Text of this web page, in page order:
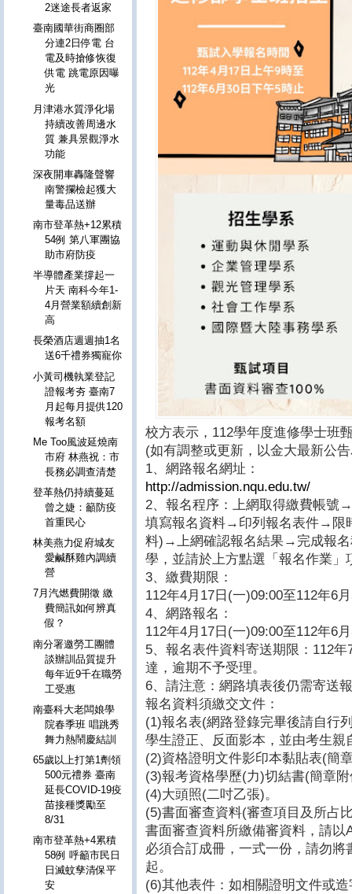
校方表示，112學年度進修學士班
(如有調整或更新，以金大最新公
1、網路報名網址：
http://admission.nqu.edu.tw/
2、報名程序：上網取得繳費帳
填寫報名資料→印列報名表件→限
料)→上網確認報名結果→完成報名
學，並請於上方點選「報名作業」
3、繳費期限：
112年4月17日(一)09:00至112年6
4、網路報名：
112年4月17日(一)09:00至112年6
5、報名表件資料寄送期限：112
達，逾期不予受理。
6、請注意：網路填表後仍需寄送
報名資料須繳交文件：
(1)報名表(網路登錄完畢後請自行
學生證正、反面影本，並由考生親
(2)資格證明文件影印本黏貼表(簡
(3)報考資格學歷(力)切結書(簡章
(4)大頭照(二吋乙張)。
(5)書面審查資料(審查項目及所占
書面審查資料所繳備審資料，請
必須合訂成冊，一式一份，請勿
起。
(6)其他表件：如相關證明文件或
2迷途長者返家
臺南國華街商圈部
分連2日停電 台
電及時搶修恢復
供電 跳電原因曝
光
月津港水質淨化場
持續改善周邊水
質 兼具景觀淨水
功能
深夜開車轟隆聲響
南警攔檢起獲大
量毒品送辦
南市登革熱+12累積
54例 第八軍團協
助市府防疫
半導體產業撐起一
片天 南科今年1-
4月營業額續創新
高
長榮酒店週週抽1名
送6千禮券獨寵你
小黃司機執業登記
證報考夯 臺南7
月起每月提供120
報考名額
Me Too風波延燒南
市府 林燕祝：市
長務必調查清楚
登革熱仍持續蔓延
曾之婕：籲防疫
首重民心
林美燕力促府城友
愛鹹酥雞內調續
營
7月汽燃費開徵 繳
費簡訊如何辨真
假？
南分署邀勞工團體
談辦訓品質提升
每年近9千在職勞
工受惠
南臺科大老闆娘學
院春季班 唱跳秀
舞力熱鬧慶結訓
65歲以上打第1劑領
500元禮券 臺南
延長COVID-19疫
苗接種獎勵至
8/31
南市登革熱+4累積
58例 呼籲市民日
日滅蚊孳清保平
安